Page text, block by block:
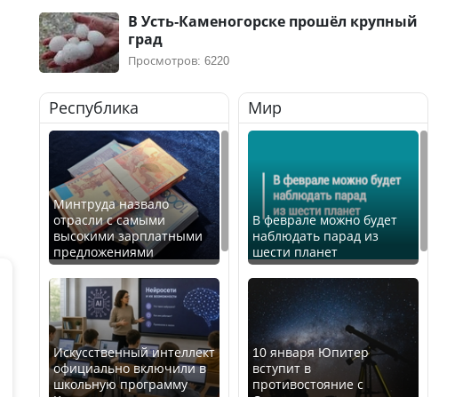
В Усть-Каменогорске прошёл крупный
град
Просмотров: 6220
Республика
Минтруда назвало
отрасли с самыми
высокими зарплатными
предложениями
Искусственный интеллект
официально включили в
школьную программу
Мир
В феврале можно будет
наблюдать парад из
шести планет
10 января Юпитер
вступит в
противостояние с